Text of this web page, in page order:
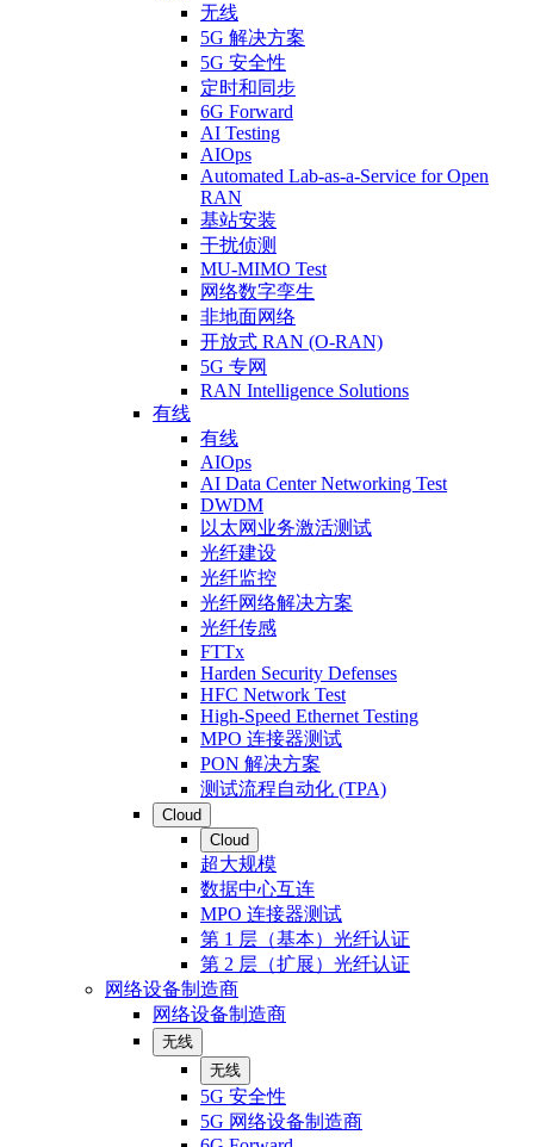
无线
5G 解决方案
5G 安全性
定时和同步
6G Forward
AI Testing
AIOps
Automated Lab-as-a-Service for Open
RAN
基站安装
干扰侦测
MU-MIMO Test
网络数字孪生
非地面网络
开放式 RAN (O-RAN)
5G 专网
RAN Intelligence Solutions
有线
有线
AIOps
AI Data Center Networking Test
DWDM
以太网业务激活测试
光纤建设
光纤监控
光纤网络解决方案
光纤传感
FTTx
Harden Security Defenses
HFC Network Test
High-Speed Ethernet Testing
MPO 连接器测试
PON 解决方案
测试流程自动化 (TPA)
Cloud
Cloud
超大规模
数据中心互连
MPO 连接器测试
第 1 层（基本）光纤认证
第 2 层（扩展）光纤认证
网络设备制造商
网络设备制造商
无线
无线
5G 安全性
5G 网络设备制造商